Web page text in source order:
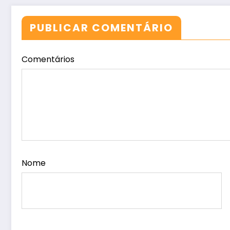
PUBLICAR COMENTÁRIO
Comentários
Nome